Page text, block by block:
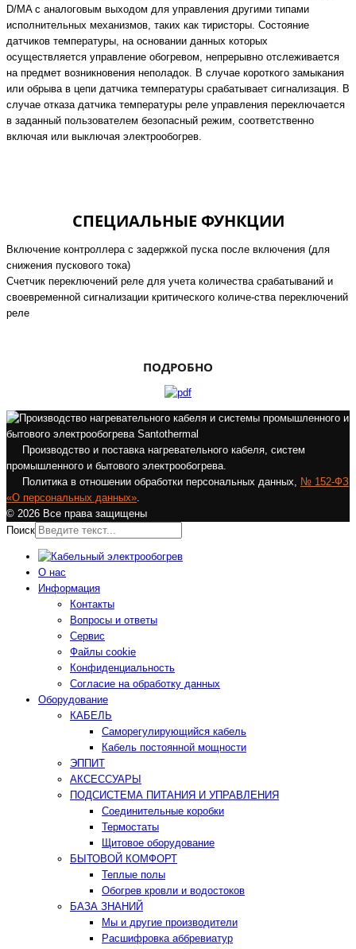
D/MA с аналоговым выходом для управления другими типами
исполнительных механизмов, таких как тиристоры. Состояние
датчиков температуры, на основании данных которых
осуществляется управление обогревом, непрерывно отслеживается
на предмет возникновения неполадок. В случае короткого замыкания
или обрыва в цепи датчика температуры срабатывает сигнализация. В
случае отказа датчика температуры реле управления переключается
в заданный пользователем безопасный режим, соответственно
включая или выключая электрообогрев.
СПЕЦИАЛЬНЫЕ ФУНКЦИИ
Включение контроллера с задержкой пуска после включения (для
снижения пускового тока)
Счетчик переключений реле для учета количества срабатываний и
своевременной сигнализации критического количе-ства переключений
реле
ПОДРОБНО
Производство и поставка нагревательного кабеля, систем
промышленного и бытового электрообогрева.
Политика в отношении обработки персональных данных, № 152-ФЗ
«О персональных данных».
© 2026 Все права защищены
Поиск
О нас
Информация
Контакты
Вопросы и ответы
Сервис
Файлы cookie
Конфиденциальность
Согласие на обработку данных
Оборудование
КАБЕЛЬ
Саморегулирующийся кабель
Кабель постоянной мощности
ЭППИТ
АКСЕССУАРЫ
ПОДСИСТЕМА ПИТАНИЯ И УПРАВЛЕНИЯ
Соединительные коробки
Термостаты
Щитовое оборудование
БЫТОВОЙ КОМФОРТ
Теплые полы
Обогрев кровли и водостоков
БАЗА ЗНАНИЙ
Мы и другие производители
Расшифровка аббревиатур